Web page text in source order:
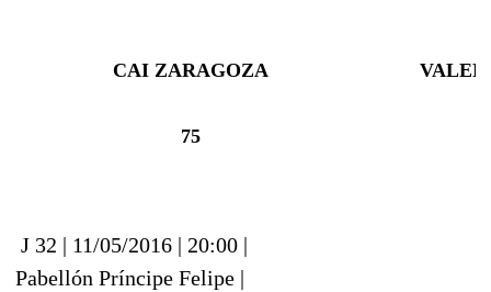
CAI ZARAGOZA
75
J 32 | 11/05/2016 | 20:00 |
Pabellón Príncipe Felipe |